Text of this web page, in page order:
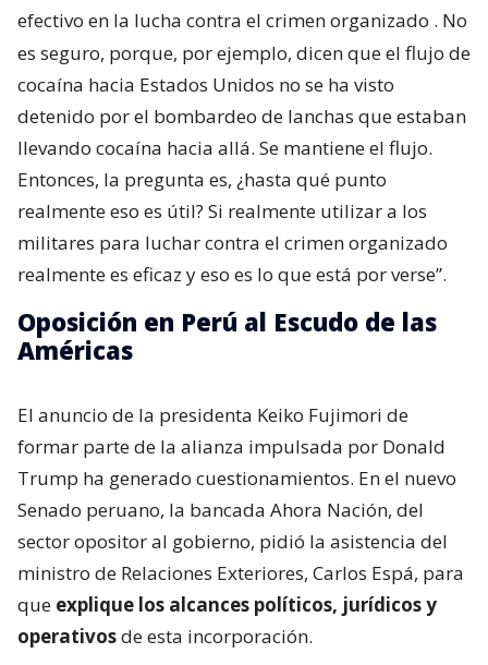
efectivo en la lucha contra el crimen organizado . No
es seguro, porque, por ejemplo, dicen que el flujo de
cocaína hacia Estados Unidos no se ha visto
detenido por el bombardeo de lanchas que estaban
llevando cocaína hacia allá. Se mantiene el flujo.
Entonces, la pregunta es, ¿hasta qué punto
realmente eso es útil? Si realmente utilizar a los
militares para luchar contra el crimen organizado
realmente es eficaz y eso es lo que está por verse”.
Oposición en Perú al Escudo de las
Américas
El anuncio de la presidenta Keiko Fujimori de
formar parte de la alianza impulsada por Donald
Trump ha generado cuestionamientos. En el nuevo
Senado peruano, la bancada Ahora Nación, del
sector opositor al gobierno, pidió la asistencia del
ministro de Relaciones Exteriores, Carlos Espá, para
que explique los alcances políticos, jurídicos y
operativosde esta incorporación.